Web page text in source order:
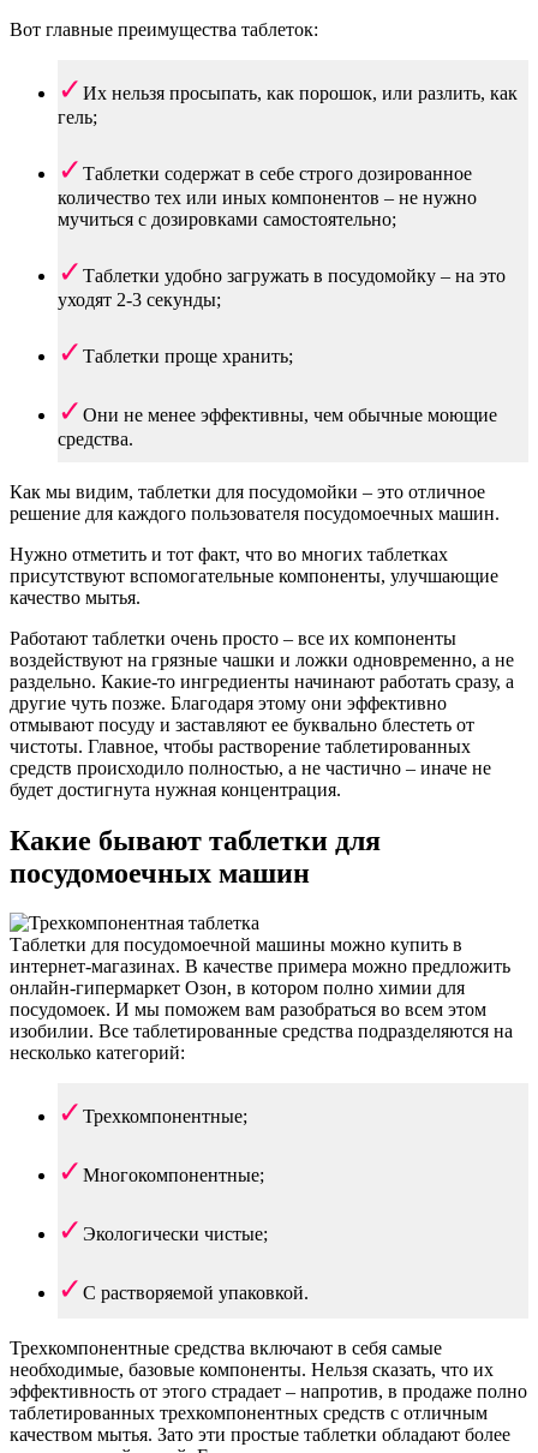
Вот главные преимущества таблеток:
Их нельзя просыпать, как порошок, или разлить, как
гель;
Таблетки содержат в себе строго дозированное
количество тех или иных компонентов – не нужно
мучиться с дозировками самостоятельно;
Таблетки удобно загружать в посудомойку – на это
уходят 2-3 секунды;
Таблетки проще хранить;
Они не менее эффективны, чем обычные моющие
средства.
Как мы видим, таблетки для посудомойки – это отличное
решение для каждого пользователя посудомоечных машин.
Нужно отметить и тот факт, что во многих таблетках
присутствуют вспомогательные компоненты, улучшающие
качество мытья.
Работают таблетки очень просто – все их компоненты
воздействуют на грязные чашки и ложки одновременно, а не
раздельно. Какие-то ингредиенты начинают работать сразу, а
другие чуть позже. Благодаря этому они эффективно
отмывают посуду и заставляют ее буквально блестеть от
чистоты. Главное, чтобы растворение таблетированных
средств происходило полностью, а не частично – иначе не
будет достигнута нужная концентрация.
Какие бывают таблетки для
посудомоечных машин
Таблетки для посудомоечной машины можно купить в
интернет-магазинах. В качестве примера можно предложить
онлайн-гипермаркет Озон, в котором полно химии для
посудомоек. И мы поможем вам разобраться во всем этом
изобилии. Все таблетированные средства подразделяются на
несколько категорий:
Трехкомпонентные;
Многокомпонентные;
Экологически чистые;
С растворяемой упаковкой.
Трехкомпонентные средства включают в себя самые
необходимые, базовые компоненты. Нельзя сказать, что их
эффективность от этого страдает – напротив, в продаже полно
таблетированных трехкомпонентных средств с отличным
качеством мытья. Зато эти простые таблетки обладают более